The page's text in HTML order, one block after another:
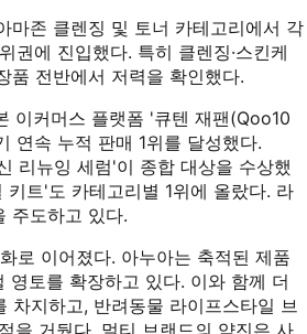
마존 클렌징 및 토너 카테고리에서 각
권에 진입했다. 특히 클렌징·스킨케
품 전반에서 저력을 확인했다.
이커머스 플랫폼 '큐텐 재팬(Qoo10
연속 누적 판매 1위를 달성했다.
리뉴잉 세럼'이 종합 대상을 수상했
트'도 카테고리별 1위에 올랐다. 라
주도하고 있다.
로 이어졌다. 아누아는 축적된 제품
토를 확장하고 있다. 이와 함께 더
차지하고, 반려동물 라이프스타일 브